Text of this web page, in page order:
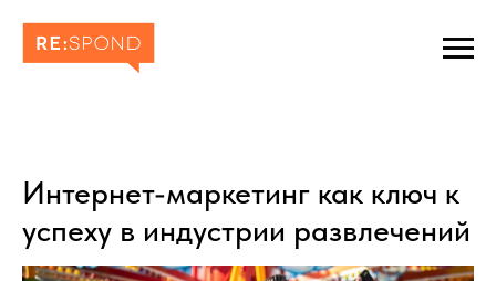
Интернет-маркетинг как ключ к
успеху в индустрии развлечений